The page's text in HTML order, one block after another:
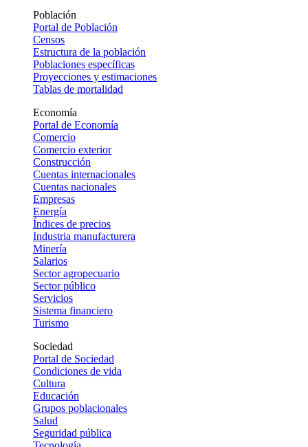
Población
Portal de Población
Censos
Estructura de la población
Poblaciones específicas
Proyecciones y estimaciones
Tablas de mortalidad
Economía
Portal de Economía
Comercio
Comercio exterior
Construcción
Cuentas internacionales
Cuentas nacionales
Empresas
Energía
Índices de precios
Industria manufacturera
Minería
Salarios
Sector agropecuario
Sector público
Servicios
Sistema financiero
Turismo
Sociedad
Portal de Sociedad
Condiciones de vida
Cultura
Educación
Grupos poblacionales
Salud
Seguridad pública